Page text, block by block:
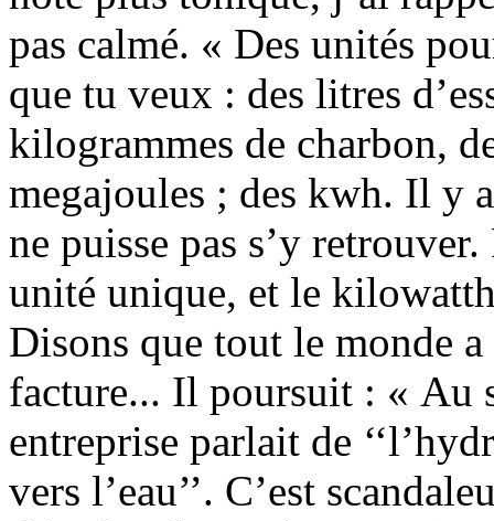
pas calmé. « Des unités
que tu veux : des litres
kilogrammes de charbon,
megajoules ; des kwh. Il y
ne puisse pas s’y
unité unique, et le
Disons que tout le monde
facture... Il poursuit : « Au
entreprise parlait de
vers l’eau’’. C’est